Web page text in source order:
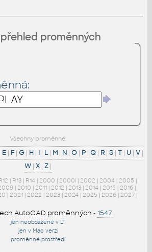
proměnných
Všechny proměnné:
E| F| G| H | I| L| M| N| O| P| Q| R| S| T| U| V|
W | X | Z |
| R13 | R14 | 2000 | 2000i | 2002 | 2004 | 2005 |
| 2010 | 2011 | 2012 | 2013 | 2014 | 2015 | 2016 |
| 2021 | 2022 | 2023 | 2024 | 2025 | 2026 | 2027 |
AutoCAD proměnných - 1547
jen neobsažené v LT
jen v Mac verzi
proměnné prostředí